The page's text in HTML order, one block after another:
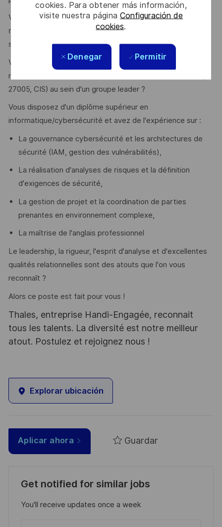
cookies. Para obtener más información,
visite nuestra páginaConfiguración de
cookies.
Denegar Permitir
Vous avez l’ambition de définir des exigences de sécurité
rigoureuses et de piloter des analyses de risques pour
sécuriser des environnements critiques ?
Vous avez envie de découvrir le secteur spatial et de
mettre en œuvre des référentiels de sécurité (ISO 27001,
27005, CIS) au sein d'un groupe leader ?
Vous disposez d'un diplôme supérieur en
informatique/cybersécurité et avez de l'expérience sur :
La gouvernance cybersécurité et les architectures de
sécurité (IAM, gestion des vulnérabilités),
La réalisation d'analyses de risques et la définition
d'exigences de sécurité,
La gestion de projet et la coordination de parties
prenantes en environnement complexe,
La maîtrise de l'anglais professionnel
Le leadership, la rigueur, l'esprit d'analyse et d'excellentes
qualités relationnelles sont des atouts que l'on vous
reconnaît ?
Alors ce poste est fait pour vous !
Thales, entreprise Handi-Engagée, reconnait
tous les talents. La diversité est notre meilleur
atout. Postulez et rejoignez nous !
Explorar ubicación
Aplicar ahora Guardar
Get notified for similar jobs
You'll receive updates once a week